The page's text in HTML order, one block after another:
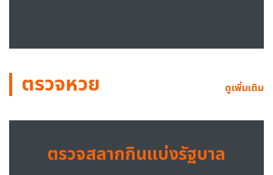
ตรวจหวย ดูเพิ่มเติม
ตรวจสลากกินแบ่งรัฐบาล